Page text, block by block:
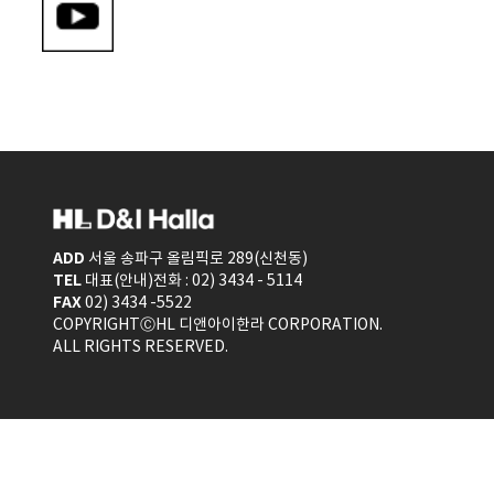
ADD 서울 송파구 올림픽로 289(신천동)
TEL 대표(안내)전화 : 02) 3434 - 5114
FAX02) 3434 -5522
COPYRIGHTⒸHL 디앤아이한라 CORPORATION.
ALL RIGHTS RESERVED.